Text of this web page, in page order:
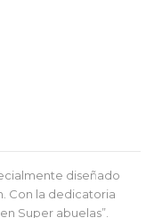
diseñado
Con la dedicatoria
Super abuelas”.